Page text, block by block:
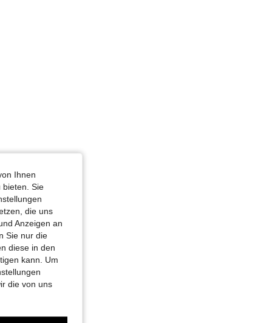
Ihnen
bieten. Sie
die uns
Anzeigen an
Sie nur die
diese in den
kann. Um
die von uns